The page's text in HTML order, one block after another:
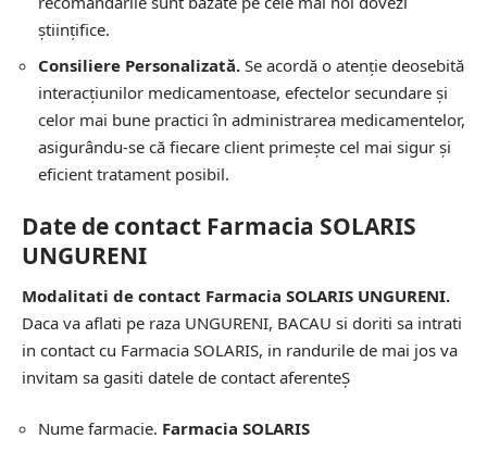
științifice.
Consiliere Personalizată. Se acordă o atenție deosebită
interacțiunilor medicamentoase, efectelor secundare și
celor mai bune practici în administrarea medicamentelor,
asigurându-se că fiecare client primește cel mai sigur și
eficient tratament posibil.
Date de contact Farmacia SOLARIS
UNGURENI
Modalitati de contact Farmacia SOLARIS UNGURENI.
Daca va aflati pe raza UNGURENI, BACAU si doriti sa intrati
in contact cu Farmacia SOLARIS, in randurile de mai jos va
invitam sa gasiti datele de contact aferenteȘ
Nume farmacie. Farmacia SOLARIS